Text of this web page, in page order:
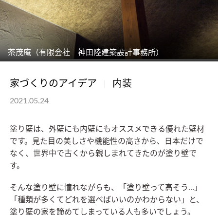
茶茂庵（有限会社 神田陸建築設計事務所）
家づくりのアイデア 内装
2021.05.24
塗り壁は、外壁にも内壁にもオススメできる優れた壁材
です。見た目の美しさや機能性の高さから、日本だけで
なく、世界中で古くから親しまれてきたのが塗り壁で
す。
そんな塗り壁に憧れながらも、「塗り壁って高そう…」
「種類が多くてどれを選べばいいのかわからない」と、
塗り壁の家を諦めてしまっている人も多いでしょう。